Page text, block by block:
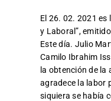
El 26. 02. 2021 es
y Laboral”,
Este día. Julio
Camilo Ibrahim
la obtención de la
agradece la labor
siquiera se había